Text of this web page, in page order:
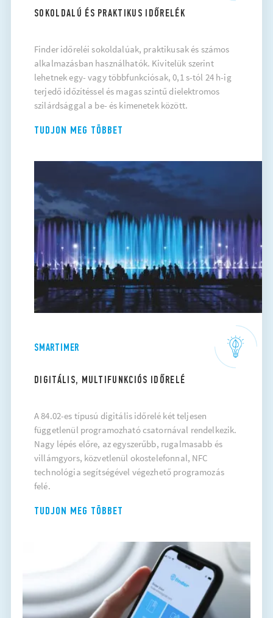
SOKOLDALÚ ÉS PRAKTIKUS IDŐRELÉK
Finder időreléi sokoldalúak, praktikusak és számos
alkalmazásban használhatók. Kivitelük szerint
lehetnek egy- vagy többfunkciósak, 0,1 s-tól 24 h-ig
terjedő időzítéssel és magas szintű dielektromos
szilárdsággal a be- és kimenetek között.
TUDJON MEG TÖBBET
SMARTIMER
DIGITÁLIS, MULTIFUNKCIÓS IDŐRELÉ
A 84.02-es típusú digitális időrelé két teljesen
függetlenül programozható csatornával rendelkezik.
Nagy lépés előre, az egyszerűbb, rugalmasabb és
villámgyors, közvetlenül okostelefonnal, NFC
technológia segítségével végezhető programozás
felé.
TUDJON MEG TÖBBET